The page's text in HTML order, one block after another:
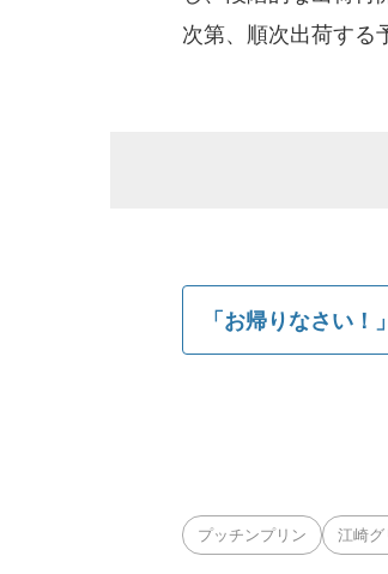
次第、順次出荷する
「お帰りなさい！」
プッチンプリン 江崎グ